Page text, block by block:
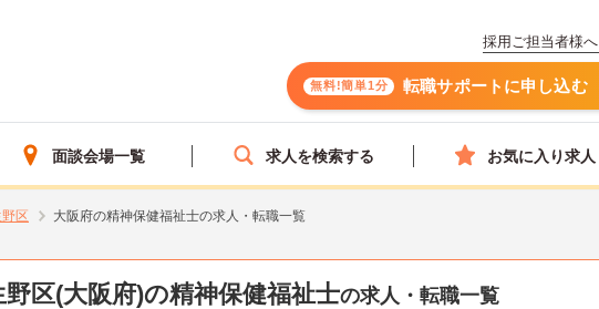
採用ご担当者様へ
無料!簡単1分 転職サポートに申し込む
面談会場一覧 求人を検索する お気に入り求人
区 大阪府の精神保健福祉士の求人・転職一覧
野区(大阪府)の精神保健福祉士の求人・転職一覧